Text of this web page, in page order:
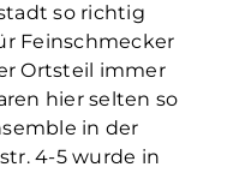
so richtig
Feinschmecker
Ortsteil immer
hier selten so
in der
4-5 wurde in